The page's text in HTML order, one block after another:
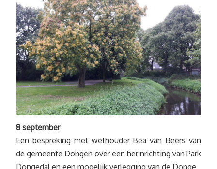
8 september
Een bespreking met wethouder Bea van Beers van
de gemeente Dongen over een herinrichting van Park
Dongedal en een mogelijk verlegging van de Donge.